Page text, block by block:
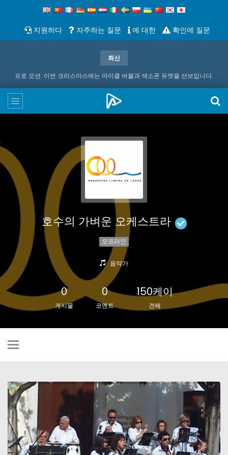
지원하다 자주하는 질문 에 대한 확인에 질문
최신
프로 모션: 이번 크리스마스에는 마이클 버블과 색소폰 듀엣을 선보입니다.
호수의 가벼운 오케스트라
오프라인
음악가
0
게시물
0
코멘트
150케이
견해